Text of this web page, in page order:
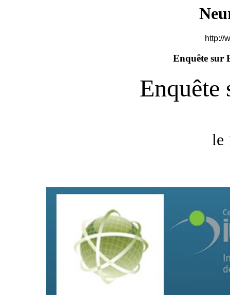
http://
Enquête sur
Enquête
le